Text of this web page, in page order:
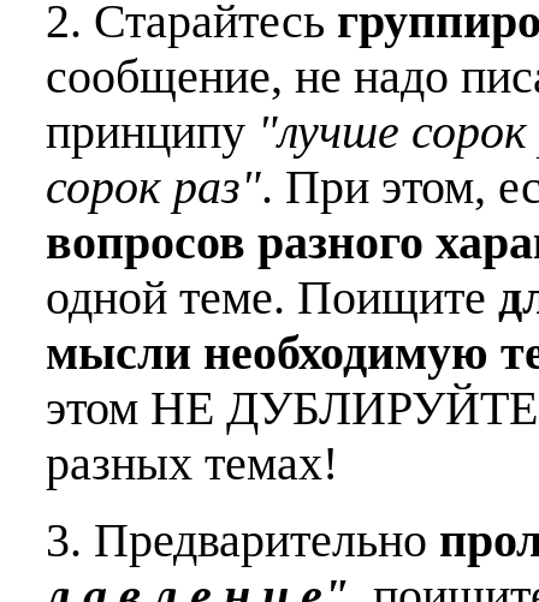
2. Старайтесь
сообщение, не надо
принципу "лучше
сорок раз". При этом,
вопросов разного
одной теме. Поищите
мысли необходимую
этом НЕ ДУБЛИРУЙТЕ
разных темах!
3. Предварительно